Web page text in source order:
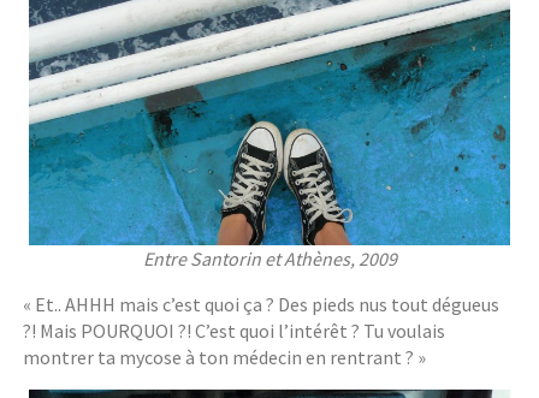
Entre Santorin et Athènes, 2009
« Et.. AHHH mais c’est quoi ça ? Des pieds nus tout dégueus
?! Mais POURQUOI ?! C’est quoi l’intérêt ? Tu voulais
montrer ta mycose à ton médecin en rentrant ? »